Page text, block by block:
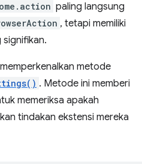
paling langsung
, tetapi memiliki
memperkenalkan metode
. Metode ini memberi
memeriksa apakah
tindakan ekstensi mereka